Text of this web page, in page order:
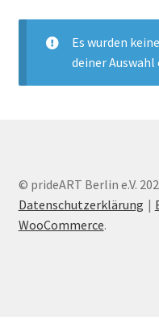
Es wurden
deiner
© prideART Berlin e.V.
Datenschutzerklärung
WooCommerce.